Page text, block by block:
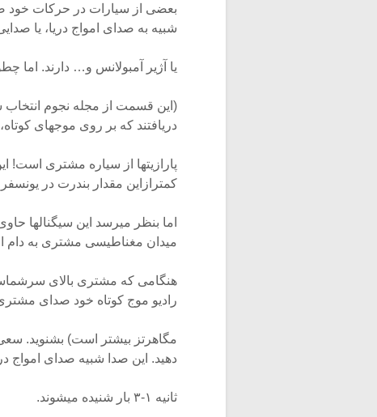
بعضی از سیارات در حرکات خود
شبیه به صدای امواج دریا، یا
یا آژیر آمبولانس و… دارند.
دریافتند که بر روی موجهای
کمترازاین مقدار بندرت در
اما بنظر میرسد این سیگنالها
میدان مغناطیسی مشتری به دام
هنگامی که مشتری بالای
رادیو موج کوتاه خود صدای مشتری را در فاصله ۱۸-
مگاهرتز بیشتر است) بشنوید.
دهید. این صدا شبیه صدای امواج دریاست و در هر ۲۰
ثانیه ۱-۳ بار شنیده میشوند.